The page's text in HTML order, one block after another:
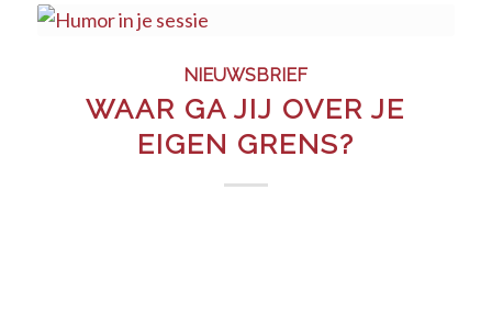
NIEUWSBRIEF
WAAR GA JIJ OVER JE
EIGEN GRENS?